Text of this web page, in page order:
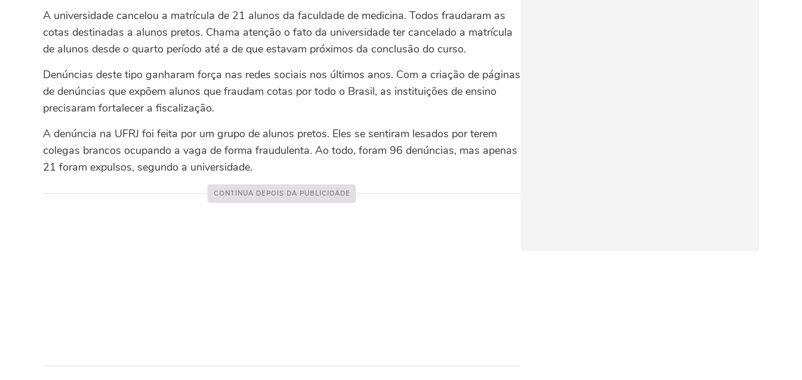
A universidade cancelou a matrícula de 21 alunos da faculdade de medicina. Todos fraudaram as
cotas destinadas a alunos pretos. Chama atenção o fato da universidade ter cancelado a matrícula
de alunos desde o quarto período até a de que estavam próximos da conclusão do curso.
Denúncias deste tipo ganharam força nas redes sociais nos últimos anos. Com a criação de páginas
de denúncias que expõem alunos que fraudam cotas por todo o Brasil, as instituições de ensino
precisaram fortalecer a fiscalização.
A denúncia na UFRJ foi feita por um grupo de alunos pretos. Eles se sentiram lesados por terem
colegas brancos ocupando a vaga de forma fraudulenta. Ao todo, foram 96 denúncias, mas apenas
21 foram expulsos, segundo a universidade.